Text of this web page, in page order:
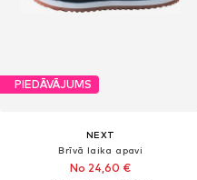
PIEDĀVĀJUMS
NEXT
Brīvā laika apavi
No 24,60 €